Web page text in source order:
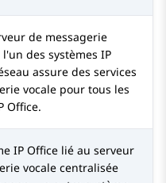
de messagerie
des systèmes IP
assure des services
vocale pour tous les
Office.
IP Office lié au serveur
vocale centralisée